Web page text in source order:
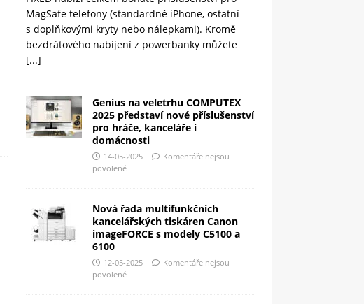
MagSafe telefony (standardně iPhone, ostatní
s doplňkovými kryty nebo nálepkami). Kromě
bezdrátového nabíjení z powerbanky můžete
[...]
Genius na veletrhu COMPUTEX
2025 představí nové příslušenství
pro hráče, kanceláře i
domácnosti
14-05-2025
Komentáře nejsou
povolené
Nová řada multifunkčních
kancelářských tiskáren Canon
imageFORCE s modely C5100 a
6100
12-05-2025
Komentáře nejsou
povolené